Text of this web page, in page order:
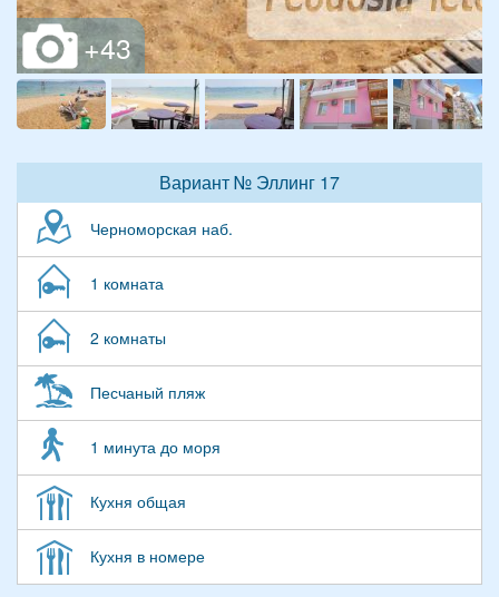
Вариант № Эллинг 17
Черноморская наб.
1 комната
2 комнаты
Песчаный пляж
1 минута до моря
Кухня общая
Кухня в номере